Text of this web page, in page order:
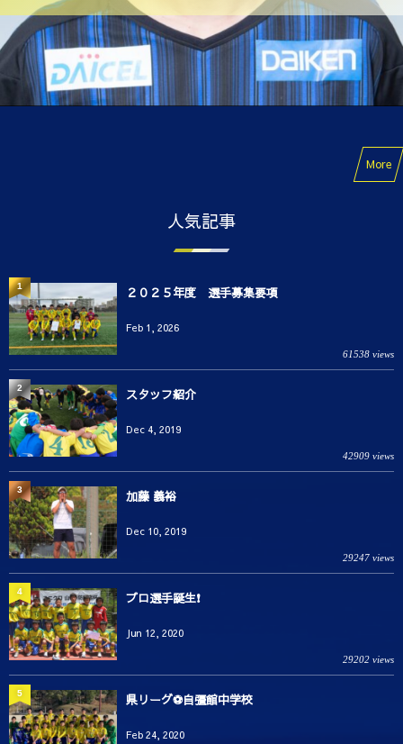
More
人気記事
２０２５年度 選手募集要項
Feb 1, 2026
61538 views
1
スタッフ紹介
Dec 4, 2019
42909 views
2
加藤 義裕
Dec 10, 2019
29247 views
3
プロ選手誕生❗️
Jun 12, 2020
29202 views
4
県リーグ⚽️自彊館中学校
Feb 24, 2020
5